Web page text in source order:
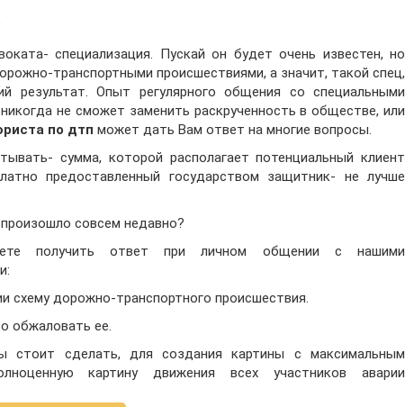
специализация. Пускай он будет очень известен, но
транспортными происшествиями, а значит, такой спец,
результат. Опыт регулярного общения со специальными
не сможет заменить раскрученность в обществе, или
по дтп может дать Вам ответ на многие вопросы.
сумма, которой располагает потенциальный клиент
предоставленный государством защитник- не лучше
произошло совсем недавно?
получить ответ при личном общении с нашими
схему дорожно-транспортного происшествия.
обжаловать ее.
стоит сделать, для создания картины с максимальным
картину движения всех участников аварии